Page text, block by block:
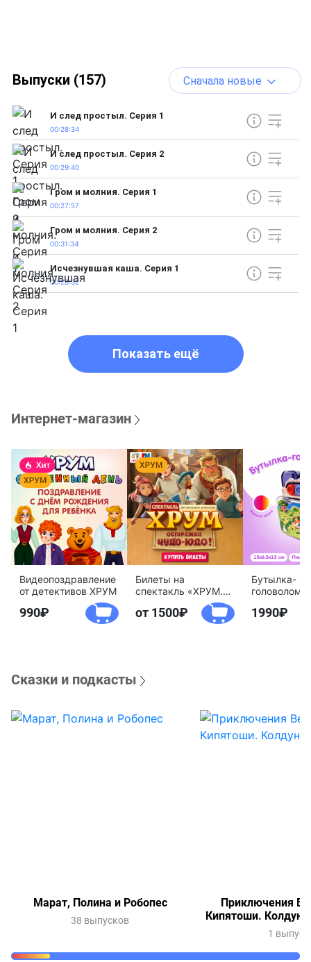
Выпуски (157) Сначала новые
И след простыл. Серия 1
00:28:34
И след простыл. Серия 2
00:29:40
Гром и молния. Серия 1
00:27:57
Гром и молния. Серия 2
00:31:34
Исчезнувшая каша. Серия 1
00:28:32
Показать ещё
Интернет-магазин
Видеопоздравление
от детективов ХРУМ
990
Билеты на
спектакль «ХРУМ.
Осторожно, Чудо-
Юдо!»
от 1500
Бутылка-
агентство
1990
Сказки и подкасты
Марат, Полина и Робопес
38 выпусков
Приключения
Кипятоши.
1 выпуск